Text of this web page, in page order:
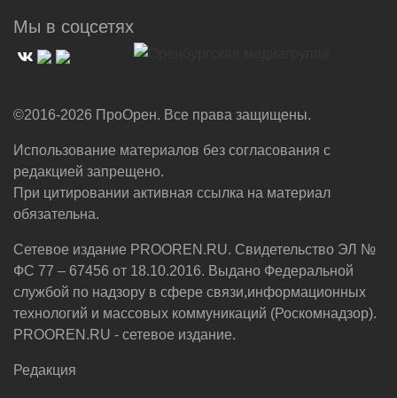
Мы в соцсетях
©2016-2026 ПроОрен. Все права защищены.
Использование материалов без согласования с
редакцией запрещено.
При цитировании активная ссылка на материал
обязательна.
Сетевое издание PROOREN.RU. Свидетельство ЭЛ №
ФС 77 – 67456 от 18.10.2016. Выдано Федеральной
службой по надзору в сфере связи,информационных
технологий и массовых коммуникаций (Роскомнадзор).
PROOREN.RU - сетевое издание.
Редакция